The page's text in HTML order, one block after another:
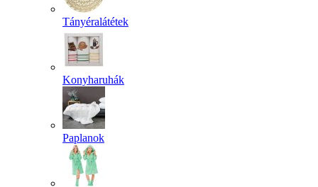
Tányéralátétek
Konyharuhák
Paplanok